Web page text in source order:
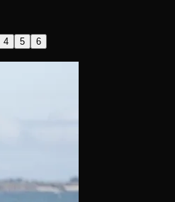
4 5 6